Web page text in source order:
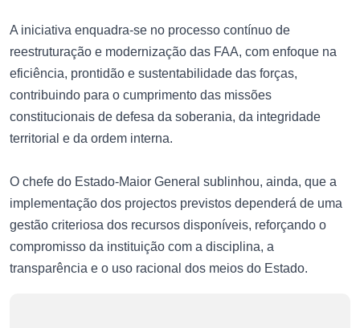
A iniciativa enquadra-se no processo contínuo de
reestruturação e modernização das FAA, com enfoque na
eficiência, prontidão e sustentabilidade das forças,
contribuindo para o cumprimento das missões
constitucionais de defesa da soberania, da integridade
territorial e da ordem interna.
O chefe do Estado-Maior General sublinhou, ainda, que a
implementação dos projectos previstos dependerá de uma
gestão criteriosa dos recursos disponíveis, reforçando o
compromisso da instituição com a disciplina, a
transparência e o uso racional dos meios do Estado.